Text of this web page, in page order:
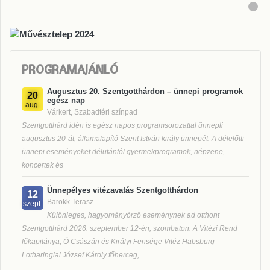
PROGRAMAJÁNLÓ
20
aug.
Augusztus 20. Szentgotthárdon – ünnepi programok
egész nap
Várkert, Szabadtéri színpad
Szentgotthárd idén is egész napos programsorozattal ünnepli
augusztus 20-át, államalapító Szent István király ünnepét. A délelőtti
ünnepi eseményeket délutántól gyermekprogramok, népzene,
koncertek és
12
szept.
Ünnepélyes vitézavatás Szentgotthárdon
Barokk Terasz
Különleges, hagyományőrző eseménynek ad otthont
Szentgotthárd 2026. szeptember 12-én, szombaton. A Vitézi Rend
főkapitánya, Ő Császári és Királyi Fensége Vitéz Habsburg-
Lotharingiai József Károly főherceg,